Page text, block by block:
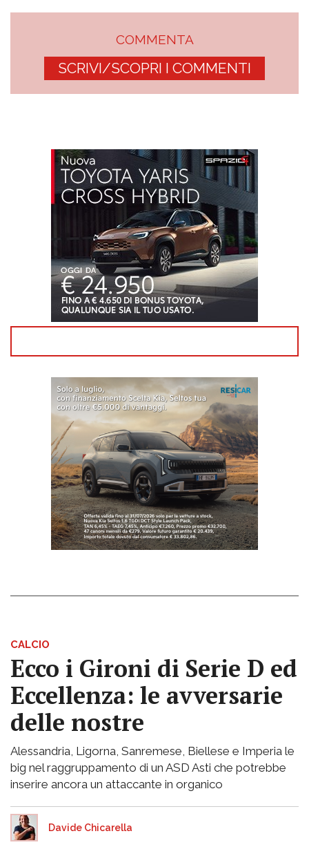
COMMENTA
SCRIVI/SCOPRI I COMMENTI
CALCIO
Ecco i Gironi di Serie D ed
Eccellenza: le avversarie
delle nostre
Alessandria, Ligorna, Sanremese, Biellese e Imperia le
big nel raggruppamento di un ASD Asti che potrebbe
inserire ancora un attaccante in organico
Davide Chicarella